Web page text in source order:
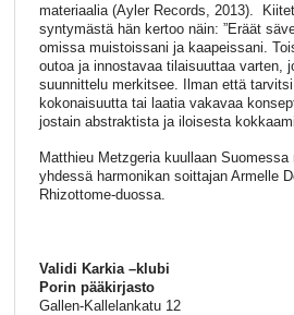
materiaalia (Ayler Records, 2013).
syntymästä hän kertoo näin: ”Eräät
omissa muistoissani ja kaapeissani.
outoa ja innostavaa tilaisuuttaa varten,
suunnittelu merkitsee. Ilman että
kokonaisuutta tai laatia vakavaa
jostain abstraktista ja iloisesta
Matthieu Metzgeria kuullaan
yhdessä harmonikan soittajan Armelle
Rhizottome-duossa.
Validi Karkia –klubi
Porin pääkirjasto
Gallen-Kallelankatu 12